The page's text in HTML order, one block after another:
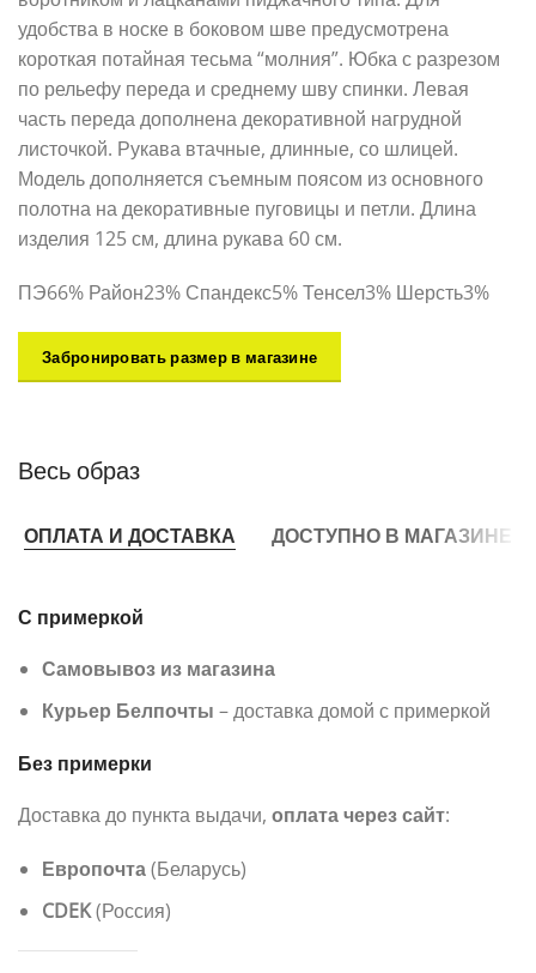
удобства в носке в боковом шве предусмотрена
короткая потайная тесьма “молния”. Юбка с разрезом
по рельефу переда и среднему шву спинки. Левая
часть переда дополнена декоративной нагрудной
листочкой. Рукава втачные, длинные, со шлицей.
Модель дополняется съемным поясом из основного
полотна на декоративные пуговицы и петли. Длина
изделия 125 см, длина рукава 60 см.
ПЭ66% Район23% Спандекс5% Тенсел3% Шерсть3%
Забронировать размер в магазине
Весь образ
ОПЛАТА И ДОСТАВКА ДОСТУПНО В МАГАЗИНЕ
С примеркой
Самовывоз из магазина
Курьер Белпочты – доставка домой с примеркой
Без примерки
Доставка до пункта выдачи, оплата через сайт:
Европочта(Беларусь)
CDEK(Россия)